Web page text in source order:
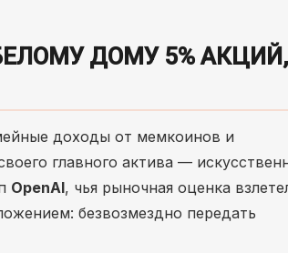
ДОМУ 5% АКЦИЙ,
доходы от мемкоинов и
главного актива —
OpenAI, чья рыночная оценка
безвозмездно передать